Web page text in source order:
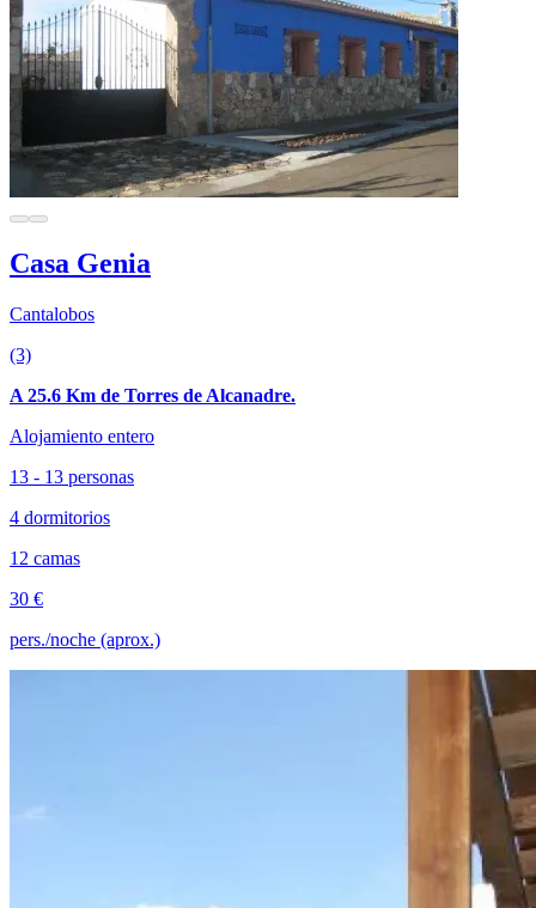
Casa Genia
Cantalobos
(3)
A 25.6 Km de Torres de Alcanadre.
Alojamiento entero
13 - 13 personas
4 dormitorios
12 camas
30 €
pers./noche (aprox.)